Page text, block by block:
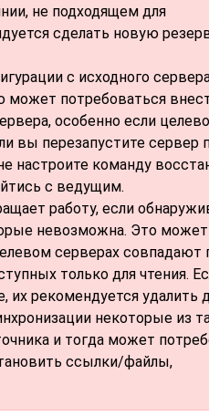
не подходящем для
сделать новую
с исходного
может потребоваться
особенно если
вы перезапустите сервер
настроите команду
с ведущим.
работу, если
невозможна. Это
серверах совпадают
только для чтения.
рекомендуется удалить
некоторые из
и тогда может
ссылки/файлы,